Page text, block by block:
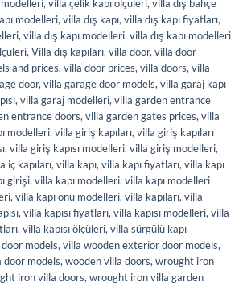
, villa çelik kapı ölçüleri, villa dış bahçe
modelleri, villa dış kapı, villa dış kapı fiyatları,
, villa dış kapı modelleri, villa dış kapı modelleri
, Villa dış kapıları, villa door, villa door
and prices, villa door prices, villa doors, villa
door, villa garage door models, villa garaj kapı
, villa garaj modelleri, villa garden entrance
entrance doors, villa garden gates prices, villa
modelleri, villa giriş kapıları, villa giriş kapıları
, villa giriş kapısı modelleri, villa giriş modelleri,
iç kapıları, villa kapı, villa kapı fiyatları, villa kapı
girişi, villa kapı modelleri, villa kapı modelleri
, villa kapı önü modelleri, villa kapıları, villa
, villa kapısı fiyatları, villa kapısı modelleri, villa
, villa kapısı ölçüleri, villa sürgülü kapı
models, villa wooden exterior door models,
door models, wooden villa doors, wrought iron
iron villa doors, wrought iron villa garden